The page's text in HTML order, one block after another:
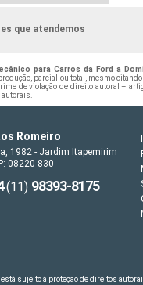
que atendemos
para Carros da Ford a
parcial ou total, mesmo
de violação de direito autoral –
.
Romeiro
1982 - Jardim Itapemirim
08220-830
(11) 98393-8175
sujeito à proteção de direitos